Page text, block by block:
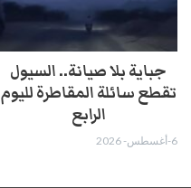
جباية بلا صيانة.. السيول
تقطع سائلة المقاطرة لليوم
الرابع
6-أغسطس- 2026